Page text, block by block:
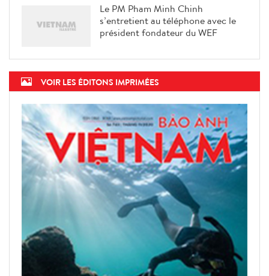
Le PM Pham Minh Chinh
s’entretient au téléphone avec le
président fondateur du WEF
VOIR LES ÉDITONS IMPRIMÉES